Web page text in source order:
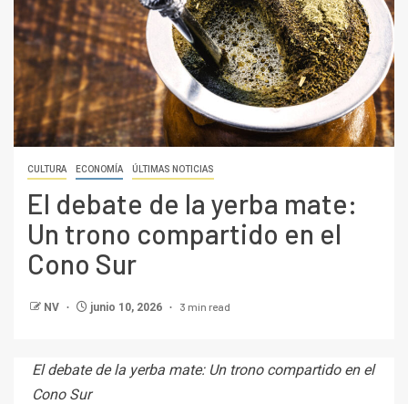
CULTURA ECONOMÍA ÚLTIMAS NOTICIAS
El debate de la yerba mate:
Un trono compartido en el
Cono Sur
NV junio 10, 2026 3 min read
El debate de la yerba mate: Un trono compartido en el
Cono Sur